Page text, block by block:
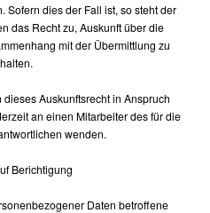
Sofern dies der Fall ist, so steht der
das Recht zu, Auskunft über die
mit der Übermittlung zu
Auskunftsrecht in Anspruch
an einen Mitarbeiter des für die
wenden.
Berichtigung
Daten betroffene